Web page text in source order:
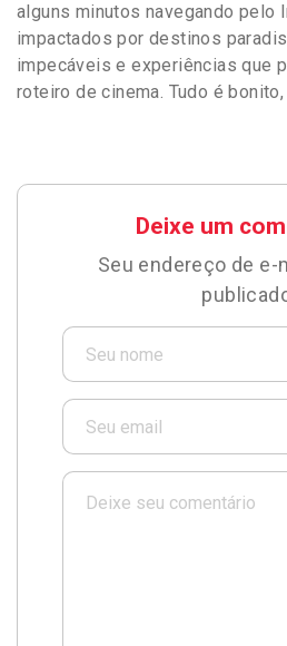
alguns minutos navegando pelo
impactados por destinos
impecáveis e experiências que
roteiro de cinema. Tudo é
Deixe um
Seu endereço de e-